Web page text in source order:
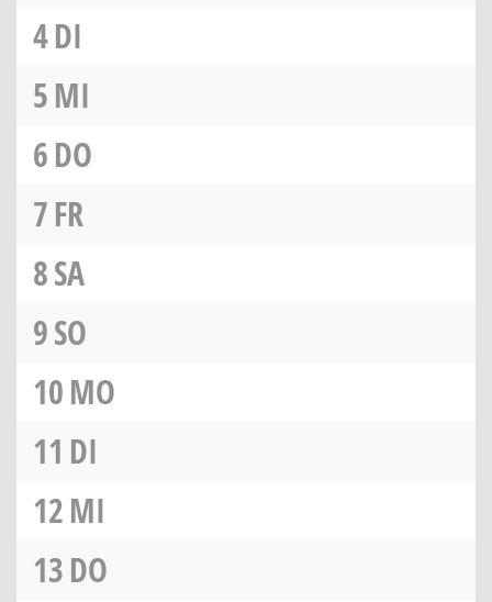
4DI
5MI
6DO
7FR
8SA
9SO
10MO
11 DI
12MI
13DO